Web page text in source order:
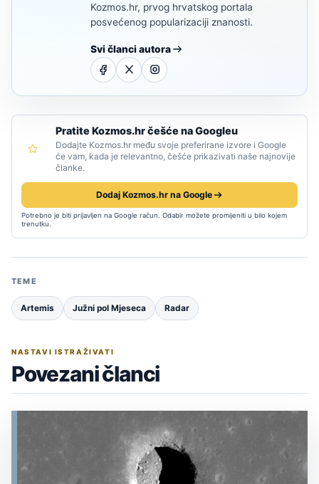
Kozmos.hr, prvog hrvatskog portala
posvećenog popularizaciji znanosti.
Svi članci autora
Pratite Kozmos.hr češće na Googleu
Dodajte Kozmos.hr među svoje preferirane izvore i Google
će vam, kada je relevantno, češće prikazivati naše najnovije
članke.
Dodaj Kozmos.hr na Google
Potrebno je biti prijavljen na Google račun. Odabir možete promijeniti u bilo kojem
trenutku.
TEME
Artemis Južni pol Mjeseca Radar
NASTAVI ISTRAŽIVATI
Povezani članci